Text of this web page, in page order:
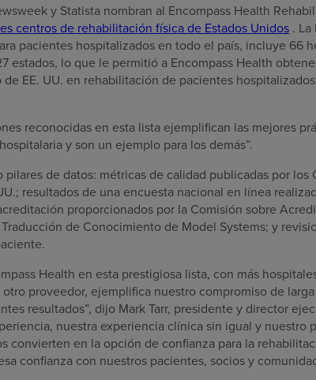
y Statista nombran al Encompass Health
centros de rehabilitación física de Estados Unidos .
pacientes hospitalizados en todo el país, incluye 66
estados, lo que le permitió a Encompass Health
EE. UU. en rehabilitación de pacientes
reconocidas en esta lista ejemplifican las mejores
y son un ejemplo para los demás”.
pilares de datos: métricas de calidad publicadas por los
resultados de una encuesta nacional en línea
proporcionados por la Comisión sobre
de Conocimiento de Model Systems; y
Health en esta prestigiosa lista, con más
proveedor, ejemplifica nuestro compromiso de
resultados”, dijo Mark Tarr, presidente y director
nuestra experiencia clínica sin igual y nuestro
convierten en la opción de confianza para la
confianza con nuestros pacientes, socios y